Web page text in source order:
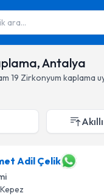
ara...
Antalya
19 Zirkonyum kaplama
Adil Çelik